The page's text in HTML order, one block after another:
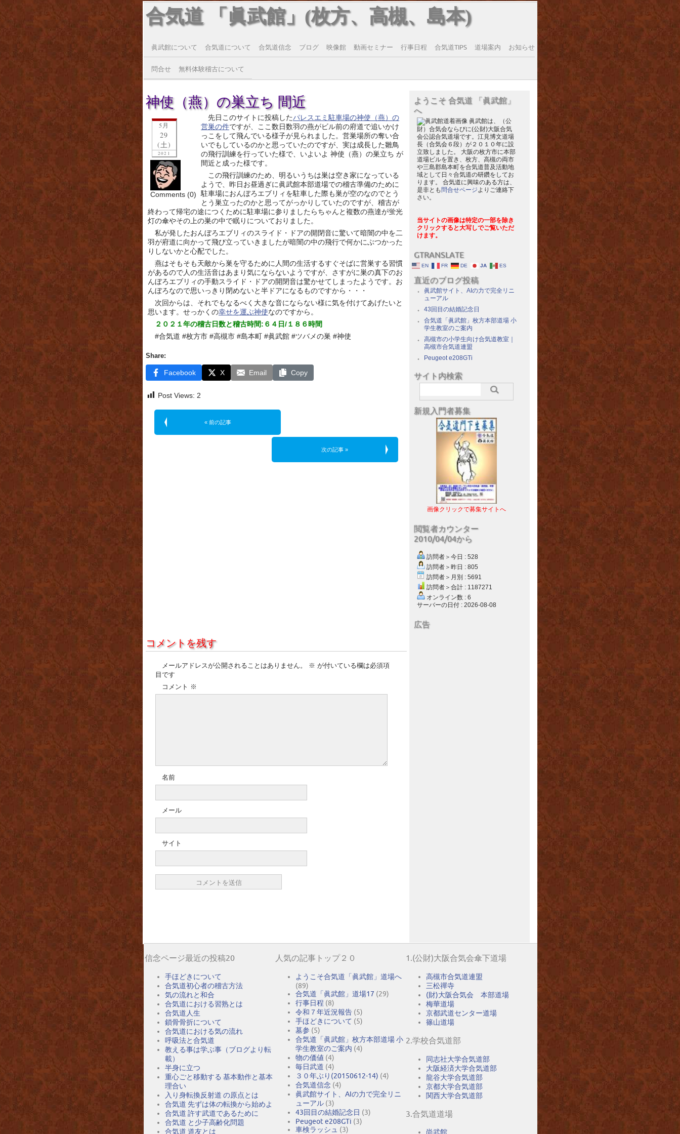
合気道 「眞武館」(枚方、高槻、島本)
眞武館について 合気道について 合気道信念 ブログ 映像館 動画セミナー 行事日程 合気道TIPS 道場案内 お知らせ
問合せ 無料体験稽古について
神使（燕）の巣立ち 間近
5月
29
(土)
2021
Comments (0)
先日このサイトに投稿したパレスエミ駐車場の神使（燕）の
営巣の件ですが、ここ数日数羽の燕がビル前の府道で追いかけ
っこをして飛んでいる様子が見られました。営巣場所の奪い合
いでもしているのかと思っていたのですが、実は成長した雛鳥
の飛行訓練を行っていた様で、いよいよ 神使（燕）の巣立ち が
間近と成った様です。
この飛行訓練のため、明るいうちは巣は空き家になっている
ようで、昨日お昼過ぎに眞武館本部道場での稽古準備のために
駐車場におんぼろエブリィを駐車した際も巣が空のなのでとう
とう巣立ったのかと思ってがっかりしていたのですが、稽古が
終わって帰宅の途につくために駐車場に参りましたらちゃんと複数の燕達が蛍光
灯の傘やその上の巣の中で眠りについておりました。
私が発したおんぼろエブリィのスライド・ドアの開閉音に驚いて暗闇の中を二
羽が府道に向かって飛び立っていきましたが暗闇の中の飛行で何かにぶつかった
りしないかと心配でした。
燕はそもそも天敵から巣を守るために人間の生活するすぐそばに営巣する習慣
があるので人の生活音はあまり気にならないようですが、さすがに巣の真下のお
んぼろエブリィの手動スライド・ドアの開閉音は驚かせてしまったようです。お
んぼろなので思いっきり閉めないと半ドアになるものですから・・・
次回からは、それでもなるべく大きな音にならない様に気を付けてあげたいと
思います。せっかくの幸せを運ぶ神使なのですから。
２０２１年の稽古日数と稽古時間:６４日/１８６時間
#合気道 #枚方市 #高槻市 #島本町 #眞武館 #ツバメの巣 #神使
Share:
Facebook X Email Copy
Post Views: 2
« 前の記事
次の記事 »
コメントを残す
メールアドレスが公開されることはありません。 ※ が付いている欄は必須項
目です
コメント ※
名前
メール
サイト
ようこそ 合気道 「眞武館」
へ
眞武館は、（公
財）合気会ならびに(公財)大阪合気
会公認合気道場です。江見博文道場
長（合気会６段）が２０１０年に設
立致しました。 大阪の枚方市に本部
道場ビルを置き、枚方、高槻の両市
や三島郡島本町を合気道普及活動地
域として日々合気道の研鑽をしてお
ります。 合気道に興味のある方は、
是非とも 問合せページよりご連絡下
さい。
当サイトの画像は特定の一部を除き
クリックすると大写しでご覧いただ
けます。
GTRANSLATE
EN FR DE JA ES
直近のブログ投稿
眞武館サイト、AIの力で完全リニ
ューアル
43回目の結婚記念日
合気道「眞武館」枚方本部道場 小
学生教室のご案内
高槻市の小学生向け合気道教室｜
高槻市合気道連盟
Peugeot e208GTi
サイト内検索
新規入門者募集
画像クリックで募集サイトへ
閲覧者カウンター
2010/04/04から
訪問者＞今日 : 528
訪問者＞昨日 : 805
訪問者＞月別 : 5691
訪問者＞合計 : 1187271
オンライン数 : 6
サーバーの日付 : 2026-08-08
広告
信念ページ最近の投稿20
手ほどきについて
合気道初心者の稽古方法
気の流れと和合
合気道における習熟とは
合気道人生
鎖骨骨折について
合気道における気の流れ
呼吸法と合気道
教える事は学ぶ事（ブログより転
載）
半身に立つ
重心ごと移動する 基本動作と基本
理合い
入り身転換反射道 の原点とは
合気道 先ずは体の転換から始めよ
合気道 許す武道であるために
合気道 と少子高齢化問題
合気道 道友とは
人気の記事トップ２０
ようこそ合気道「眞武館」道場へ
(89)
合気道「眞武館」道場17 (29)
行事日程 (8)
令和７年近況報告 (5)
手ほどきについて (5)
墓参 (5)
合気道「眞武館」枚方本部道場 小
学生教室のご案内 (4)
物の価値 (4)
毎日武道 (4)
３０年ぶり(20150612-14) (4)
合気道信念 (4)
眞武館サイト、AIの力で完全リニ
ューアル (3)
43回目の結婚記念日 (3)
Peugeot e208GTi (3)
車検ラッシュ (3)
1.(公財)大阪合気会傘下道場
高槻市合気道連盟
三松禪寺
(財)大阪合気会 本部道場
梅華道場
京都武道センター道場
篠山道場
2.学校合気道部
同志社大学合気道部
大阪経済大学合気道部
龍谷大学合気道部
京都大学合気道部
関西大学合気道部
3.合気道道場
尚武館